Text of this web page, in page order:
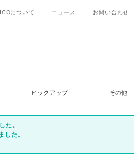
について ニュース お問い合わせ
ピックアップ その他
た。
た。